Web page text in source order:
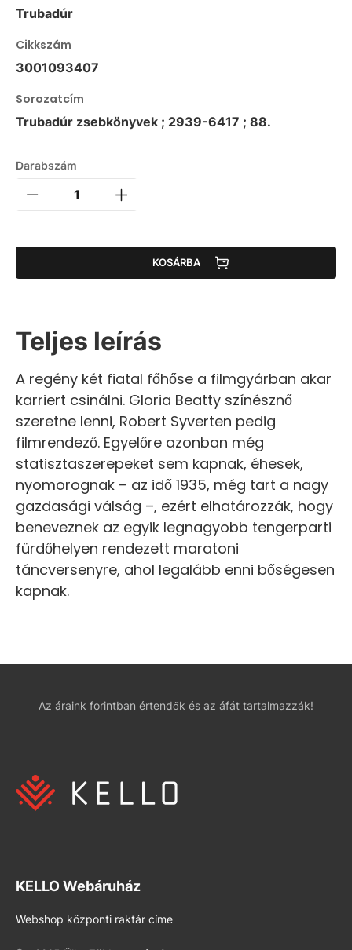
Trubadúr
Cikkszám
3001093407
Sorozatcím
Trubadúr zsebkönyvek ; 2939-6417 ; 88.
Darabszám
KOSÁRBA
Teljes leírás
A regény két fiatal főhőse a filmgyárban akar
karriert csinálni. Gloria Beatty színésznő
szeretne lenni, Robert Syverten pedig
filmrendező. Egyelőre azonban még
statisztaszerepeket sem kapnak, éhesek,
nyomorognak – az idő 1935, még tart a nagy
gazdasági válság –, ezért elhatározzák, hogy
beneveznek az egyik legnagyobb tengerparti
fürdőhelyen rendezett maratoni
táncversenyre, ahol legalább enni bőségesen
kapnak.
Az áraink forintban értendők és az áfát tartalmazzák!
KELLO Webáruház
Webshop központi raktár címe